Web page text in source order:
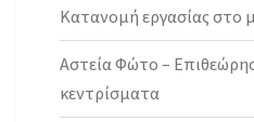
Κατανομή εργασίας στο
Αστεία Φώτο –
κεντρίσματα